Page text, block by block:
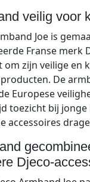
veilig voor
Joe is
Franse merk
om zijn veilige en
De
Europese
toezicht bij
accessoires
Djeco-